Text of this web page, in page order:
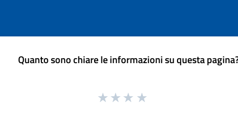
Quanto sono chiare le informazioni su questa